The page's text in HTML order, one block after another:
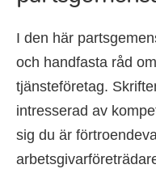
I den här
och handfasta råd
tjänsteföretag.
intresserad av
sig du är